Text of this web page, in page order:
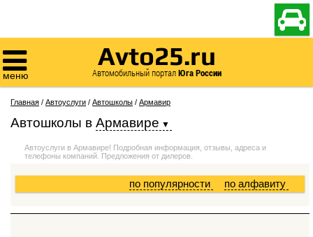


меню
Avto25.ru
Автомобильный порталЮга России
Главная / Автоуслуги / Автошколы / Армавир
Автошколы в Армавире
Автоуслуги в Армавире! Подробная информация, отзывы, адреса и
телефоны компаний. Предложения от дилеров.
по алфавиту
по популярности